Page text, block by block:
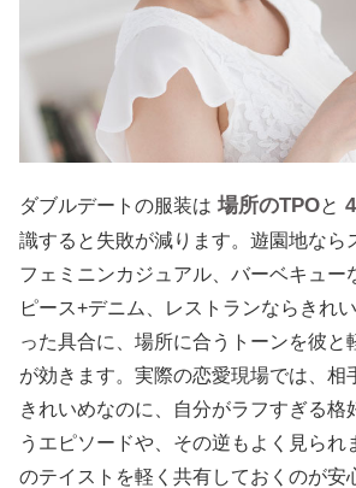
ダブルデートの服装は 場所のTPOと
識すると失敗が減ります。遊園地なら
フェミニンカジュアル、バーベキュー
ピース+デニム、レストランならきれ
った具合に、場所に合うトーンを彼と
が効きます。実際の恋愛現場では、相
きれいめなのに、自分がラフすぎる格
うエピソードや、その逆もよく見られ
のテイストを軽く共有しておくのが安